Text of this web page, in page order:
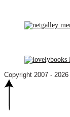
Copyright 2007 - 2026